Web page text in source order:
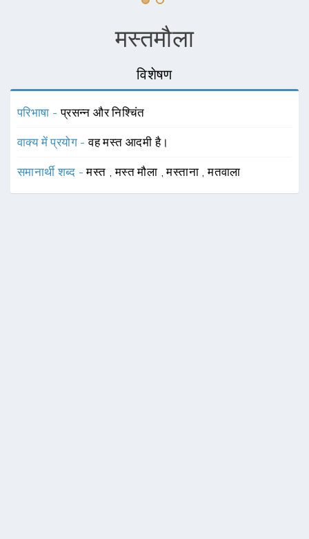
मस्तमौला
विशेषण
परिभाषा -प्रसन्न और निश्चिंत
वाक्य में प्रयोग -वह मस्त आदमी है।
समानार्थी शब्द -मस्त ,मस्त मौला ,मस्ताना ,मतवाला